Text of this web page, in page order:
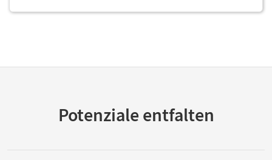
Potenziale entfalten